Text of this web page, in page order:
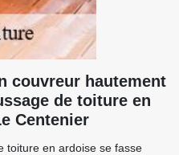
couvreur hautement
de toiture en
Centenier
toiture en ardoise se fasse